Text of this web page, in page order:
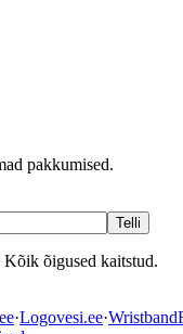
pakkumised.
Telli
Kõik õigused kaitstud.
·Logovesi.ee·